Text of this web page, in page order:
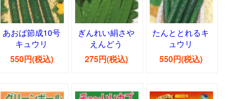
あおば節成10号
キュウリ
550円(税込)
ぎんれい絹さや
えんどう
275円(税込)
たんととれるキ
ュウリ
550円(税込)